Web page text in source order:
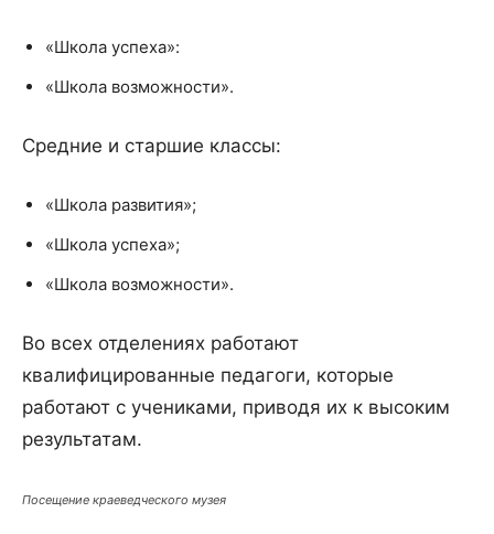
«Школа успеха»:
«Школа возможности».
Средние и старшие классы:
«Школа развития»;
«Школа успеха»;
«Школа возможности».
Во всех отделениях работают
квалифицированные педагоги, которые
работают с учениками, приводя их к высоким
результатам.
Посещение краеведческого музея